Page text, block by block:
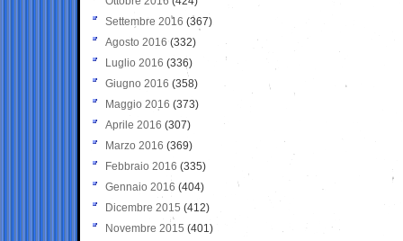
Settembre 2016 (367)
Agosto 2016 (332)
Luglio 2016 (336)
Giugno 2016 (358)
Maggio 2016 (373)
Aprile 2016 (307)
Marzo 2016 (369)
Febbraio 2016 (335)
Gennaio 2016 (404)
Dicembre 2015 (412)
Novembre 2015 (401)